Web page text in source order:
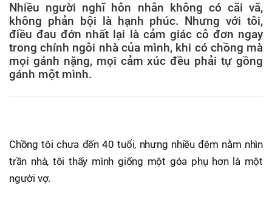
Nhiều người nghĩ hôn nhân không có cãi vã,
không phản bội là hạnh phúc. Nhưng với tôi,
điều đau đớn nhất lại là cảm giác cô đơn ngay
trong chính ngôi nhà của mình, khi có chồng mà
mọi gánh nặng, mọi cảm xúc đều phải tự gồng
gánh một mình.
Chồng tôi chưa đến 40 tuổi, nhưng nhiều đêm nằm nhìn
trần nhà, tôi thấy mình giống một góa phụ hơn là một
người vợ.